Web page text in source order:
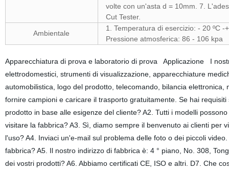
volte con un'asta d = 10mm. 7.
Cut Tester.
Ambientale
1. Temperatura di esercizio: - 20 ºC -
Pressione atmosferica: 86 - 106 kpa
Apparecchiatura di prova e laboratorio di prova Applicazione I
elettrodomestici, strumenti di visualizzazione, apparecchiature
automobilistica, logo del prodotto, telecomando, bilancia
fornire campioni e caricare il trasporto gratuitamente. Se hai
prodotto in base alle esigenze del cliente? A2. Tutti i modelli
visitare la fabbrica? A3. Sì, diamo sempre il benvenuto ai clienti per
l'uso? A4. Inviaci un'e-mail sul problema delle foto o dei piccoli
fabbrica? A5. Il nostro indirizzo di fabbrica è: 4 ° piano, No. 308,
dei vostri prodotti? A6. Abbiamo certificati CE, ISO e altri. D7. Che